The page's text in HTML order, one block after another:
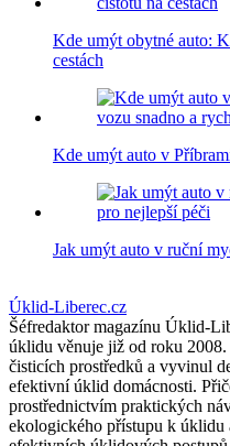
Kde umýt obytné auto:
cestách
Kde umýt auto v
Jak umýt auto v ruční
Úklid-Liberec.cz
Šéfredaktor magazínu Úklid-
úklidu věnuje již od roku
čisticích prostředků a vyvinul
efektivní úklid domácnosti.
prostřednictvím praktických
ekologického přístupu k úklidu